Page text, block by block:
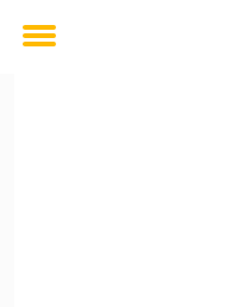
Toggle